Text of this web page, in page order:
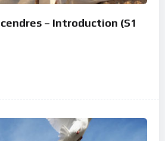
– Introduction (S1